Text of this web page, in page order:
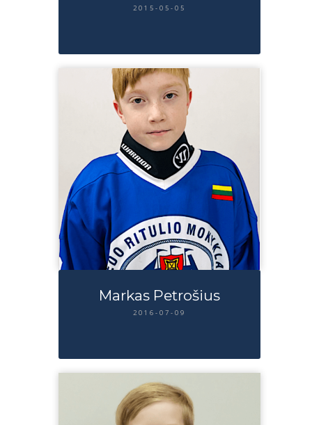
2015-05-05
Markas Petrošius
2016-07-09